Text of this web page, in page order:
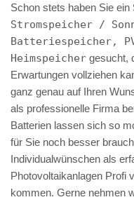
Schon stets haben Sie ein
Stromspeicher /
Batteriespeicher,
Heimspeicher gesucht,
Erwartungen vollziehen
ganz genau auf Ihren
als professionelle Firma
Batterien lassen sich so
für Sie noch besser
Individualwünschen als
Photovoltaikanlagen Profi
kommen. Gerne nehmen